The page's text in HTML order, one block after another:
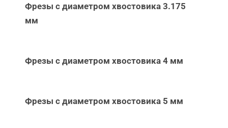
Фрезы с диаметром хвостовика 3.175
мм
Фрезы с диаметром хвостовика 4 мм
Фрезы с диаметром хвостовика 5 мм